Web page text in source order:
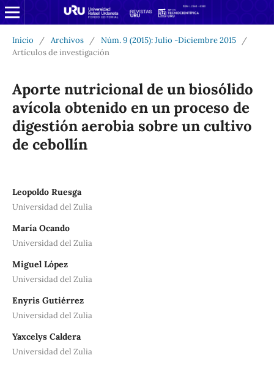
Inicio / Archivos / Núm. 9 (2015): Julio -Diciembre 2015
/
Artículos de investigación
Aporte nutricional de un biosólido
avícola obtenido en un proceso de
digestión aerobia sobre un cultivo
de cebollín
Leopoldo Ruesga
Universidad del Zulia
María Ocando
Universidad del Zulia
Miguel López
Universidad del Zulia
Enyris Gutiérrez
Universidad del Zulia
Yaxcelys Caldera
Universidad del Zulia